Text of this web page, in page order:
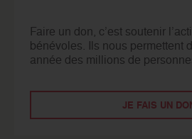
Faire un don, c’est soutenir
bénévoles. Ils nous permettent
année des millions de
JE FAIS UN